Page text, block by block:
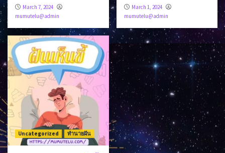
March 7, 2024
mumutelu@admin
March 1, 2024
mumutelu@admin
Uncategorized ทำนายฝัน